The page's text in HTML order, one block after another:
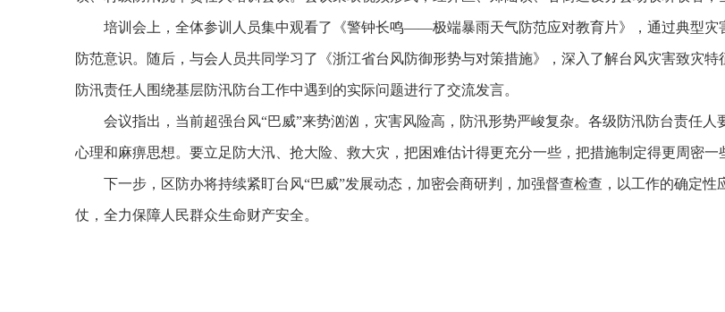
培训会上，全体参训人员集中观看了《警钟长鸣——极端暴雨天气防范应对教育片》，通过典型
防范意识。随后，与会人员共同学习了《浙江省台风防御形势与对策措施》，深入了解台风灾害致灾
防汛责任人围绕基层防汛防台工作中遇到的实际问题进行了交流发言。
会议指出，当前超强台风“巴威”来势汹汹，灾害风险高，防汛形势严峻复杂。各级防汛防台责任人
心理和麻痹思想。要立足防大汛、抢大险、救大灾，把困难估计得更充分一些，把措施制定得更周密一
下一步，区防办将持续紧盯台风“巴威”发展动态，加密会商研判，加强督查检查，以工作的确定
仗，全力保障人民群众生命财产安全。